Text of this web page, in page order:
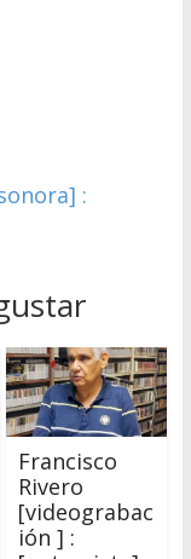
:
Francisco
Rivero
[videograbac
ión ] :